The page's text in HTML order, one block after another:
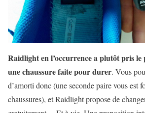
Raidlight en l’occurrence a plutôt pris
une chaussure faite pour durer. Vous
d’amorti donc (une seconde paire vous est
chaussures), et Raidlight propose de